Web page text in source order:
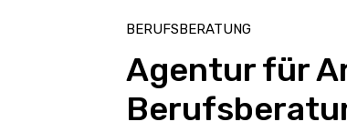
BERUFSBERATUNG
Agentur für